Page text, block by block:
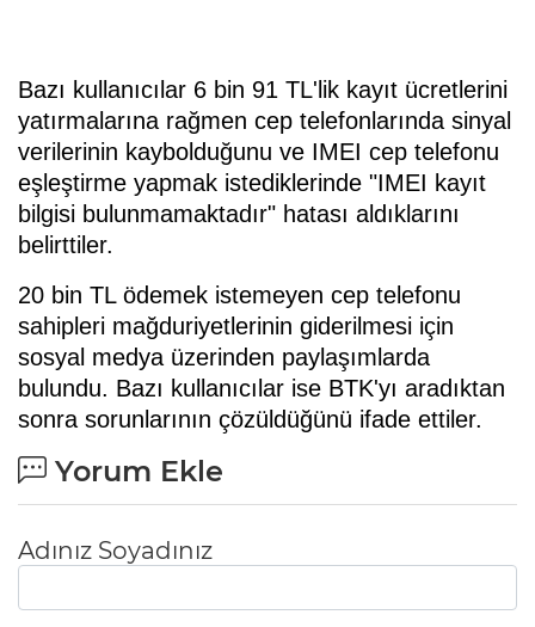
Bazı kullanıcılar 6 bin 91 TL'lik kayıt ücretlerini
yatırmalarına rağmen cep telefonlarında sinyal
verilerinin kaybolduğunu ve IMEI cep telefonu
eşleştirme yapmak istediklerinde "IMEI kayıt
bilgisi bulunmamaktadır" hatası aldıklarını
belirttiler.
20 bin TL ödemek istemeyen cep telefonu
sahipleri mağduriyetlerinin giderilmesi için
sosyal medya üzerinden paylaşımlarda
bulundu. Bazı kullanıcılar ise BTK'yı aradıktan
sonra sorunlarının çözüldüğünü ifade ettiler.
Yorum Ekle
Adınız Soyadınız